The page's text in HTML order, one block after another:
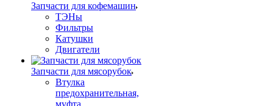
Запчасти для кофемашин
ТЭНы
Фильтры
Катушки
Двигатели
Запчасти для мясорубок
Втулка
предохранительная,
муфта